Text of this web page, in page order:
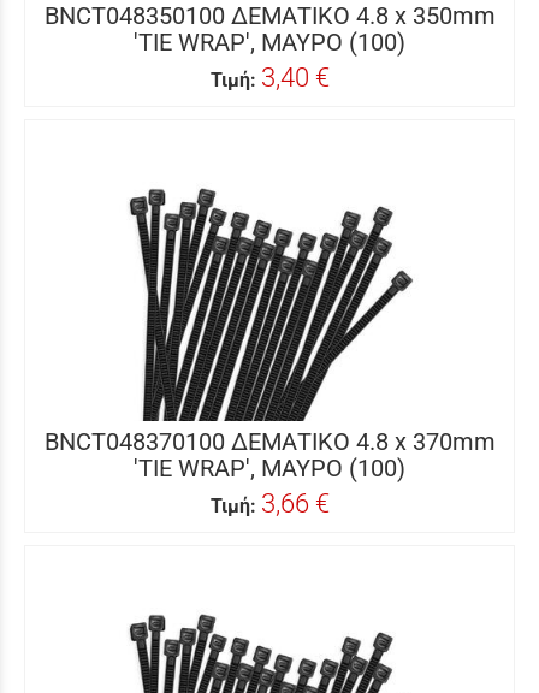
BNCT048350100 ΔΕΜΑΤΙΚΟ 4.8 x 350mm
'TIE WRAP', ΜΑΥΡΟ (100)
Τιμή: 3,40 €
BNCT048370100 ΔΕΜΑΤΙΚΟ 4.8 x 370mm
'TIE WRAP', ΜΑΥΡΟ (100)
Τιμή: 3,66 €